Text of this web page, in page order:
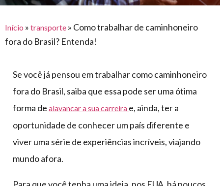
eventos
para
agronegócio
toldos
construção
civil
automotivo
calçados,
epi's
e
e logística
armazenagem
lonas
de
caminhoneiro
Início » transporte » Como trabalhar de caminhoneiro
fora do Brasil? Entenda!
Se você já pensou em trabalhar como caminhoneiro
fora do Brasil, saiba que essa pode ser uma ótima
forma de alavancar a sua carreira e, ainda, ter a
oportunidade de conhecer um país diferente e
viver uma série de experiências incríveis, viajando
mundo afora.